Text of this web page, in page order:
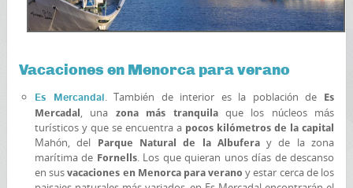
Vacaciones en Menorca para verano
Es Mercandal. También de interior es la población de
Es
Mercadal , una zona más tranquila que los núcleos más
turísticos y que se encuentra a pocos kilómetros de la capital
Mahón, del Parque Natural de la Albuferay de la zona
marítima de Fornells. Los que quieran unos días de descanso
en susvacaciones en Menorca para verano y estar cerca de los